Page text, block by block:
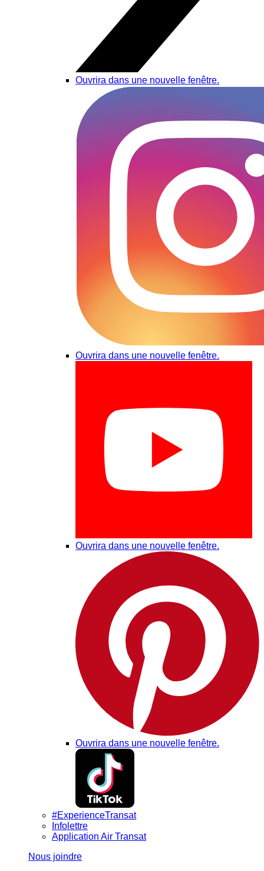
Ouvrira dans une nouvelle fenêtre.
Ouvrira dans une nouvelle fenêtre.
Ouvrira dans une nouvelle fenêtre.
Ouvrira dans une nouvelle fenêtre.
#ExperienceTransat
Infolettre
Application Air Transat
Nous joindre